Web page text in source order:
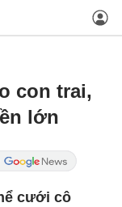
con trai,
lớn
cưới cô